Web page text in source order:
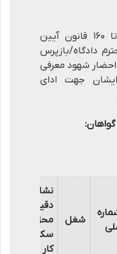
لذا، مستنداً به مواد ۱۵۴ تا ۱۶۰ قانون آیین
دادگاه/بازپرس
شهود معرفی
جهت ادای
شغل
نشانی
دقیق
محل
سکونت/
کار